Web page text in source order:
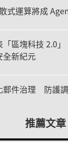
式運算將成
「區塊科技 2.0
全新紀元
郵件治理 防護
推薦文章